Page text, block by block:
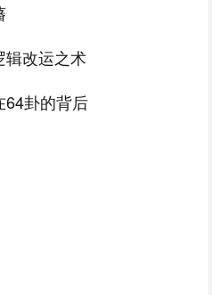
辑改运之术
64卦的背后